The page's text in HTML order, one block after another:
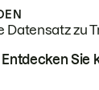
zu
Entdecken Sie